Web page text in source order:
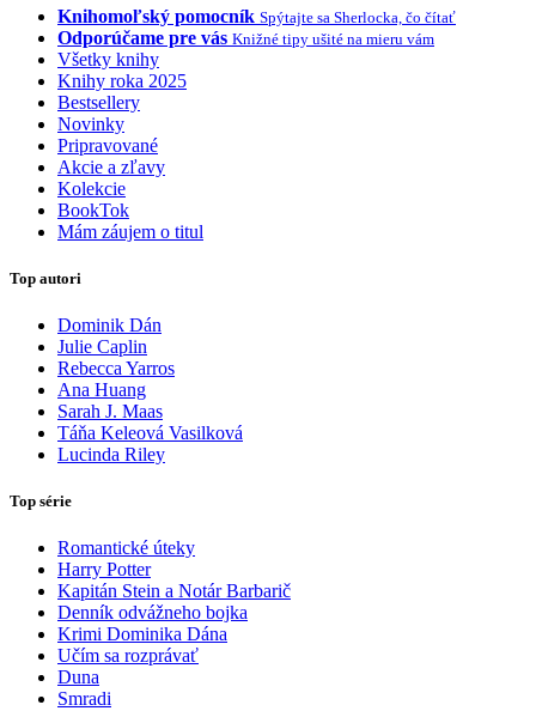
Knihomoľský pomocník Spýtajte sa Sherlocka, čo čítať
Odporúčame pre vás Knižné tipy ušité na mieru vám
Všetky knihy
Knihy roka 2025
Bestsellery
Novinky
Pripravované
Akcie a zľavy
Kolekcie
BookTok
Mám záujem o titul
Top autori
Dominik Dán
Julie Caplin
Rebecca Yarros
Ana Huang
Sarah J. Maas
Táňa Keleová Vasilková
Lucinda Riley
Top série
Romantické úteky
Harry Potter
Kapitán Stein a Notár Barbarič
Denník odvážneho bojka
Krimi Dominika Dána
Učím sa rozprávať
Duna
Smradi